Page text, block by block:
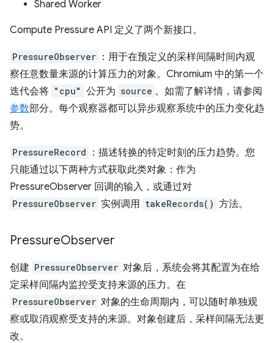
Shared Worker
Compute Pressure API 定义了两个新接口。
PressureObserver ：用于在预定义的采样间隔时间内观
察任意数量来源的计算压力的对象。Chromium 中的第一个
迭代会将 "cpu" 公开为 source 。如需了解详情，请参阅
参数部分。每个观察器都可以异步观察系统中的压力变化趋
势。
PressureRecord
：描述转换的特定时刻的压力趋势。您
只能通过以下两种方式获取此类对象：作为
PressureObserver 回调的输入，或通过对
PressureObserver 实例调用 takeRecords() 方法。
PressureObserver
创建 PressureObserver 对象后，系统会将其配置为在给
定采样间隔内监控受支持来源的压力。在
PressureObserver 对象的生命周期内，可以随时单独观
察或取消观察受支持的来源。对象创建后，采样间隔无法更
改。